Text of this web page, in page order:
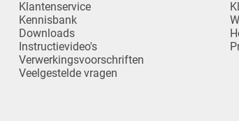
Klantenservice
Kennisbank
Downloads
Instructievideo's
Verwerkingsvoorschriften
Veelgestelde vragen